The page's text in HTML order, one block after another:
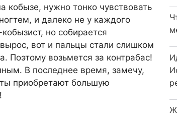
кобызе, нужно тонко чувствовать
и далеко не у каждого
но собирается
вот и пальцы стали слишком
Поэтому возьмется за контрабас!
В последнее время, замечу,
приобретают большую